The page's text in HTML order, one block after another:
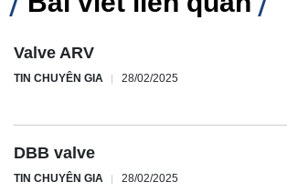
Valve ARV
TIN CHUYÊN GIA 28/02/2025
DBB valve
TIN CHUYÊN GIA 28/02/2025